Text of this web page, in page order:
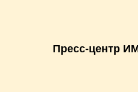
Пресс-центр